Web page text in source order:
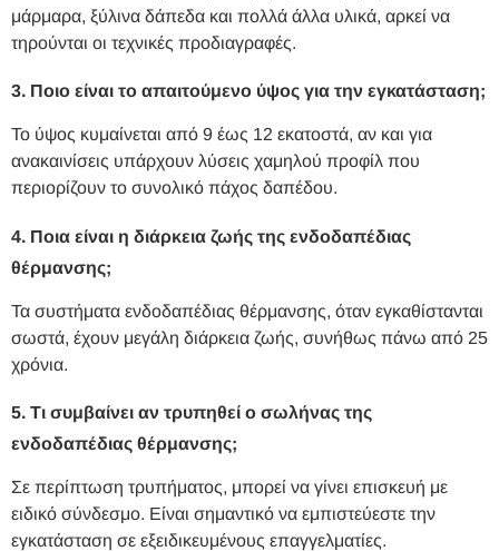
μάρμαρα, ξύλινα δάπεδα και πολλά άλλα υλικά, αρκεί να
τηρούνται οι τεχνικές προδιαγραφές.
3. Ποιο είναι το απαιτούμενο ύψος για την εγκατάσταση;
Το ύψος κυμαίνεται από 9 έως 12 εκατοστά, αν και για
ανακαινίσεις υπάρχουν λύσεις χαμηλού προφίλ που
περιορίζουν το συνολικό πάχος δαπέδου.
4. Ποια είναι η διάρκεια ζωής της ενδοδαπέδιας
θέρμανσης;
Τα συστήματα ενδοδαπέδιας θέρμανσης, όταν εγκαθίστανται
σωστά, έχουν μεγάλη διάρκεια ζωής, συνήθως πάνω από 25
χρόνια.
5. Τι συμβαίνει αν τρυπηθεί ο σωλήνας της
ενδοδαπέδιας θέρμανσης;
Σε περίπτωση τρυπήματος, μπορεί να γίνει επισκευή με
ειδικό σύνδεσμο. Είναι σημαντικό να εμπιστεύεστε την
εγκατάσταση σε εξειδικευμένους επαγγελματίες.